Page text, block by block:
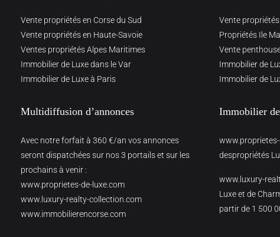
Vente propriétés en Corse du Sud
Vente propriétés en Haute-Savoie
Ventes propriétés Alpes Maritimes
Immobilier de Luxe dans le Var
Immobilier de Luxe à Paris
Multidiffusion d’annonces
Avec notre forfait à 360 €/an vos annonces
seront dispatchées sur nos 3 portails et sur les
prochains à venir :
www.proprietes-de-luxe.com
www.luxury-realty-collection.com
www.immobilierencorse.com
Vente
Propriétés Ile
Vente
Immobilier de
Immobilier de
Immobilier
despropriétés
www.luxury-
Luxe et de
partir de 1 500